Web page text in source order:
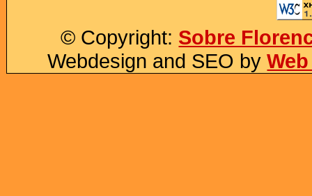
© Copyright: Sobre
Webdesign and SEO by